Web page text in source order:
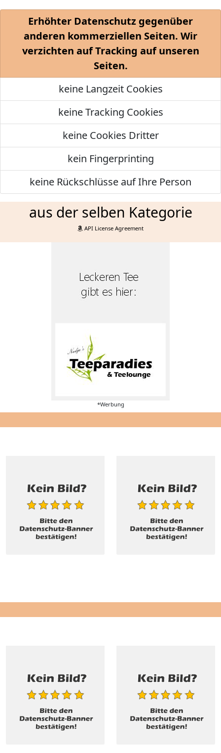
Erhöhter Datenschutz gegenüber
anderen kommerziellen Seiten. Wir
verzichten auf Tracking auf unseren
Seiten.
keine Langzeit Cookies
keine Tracking Cookies
keine Cookies Dritter
kein Fingerprinting
keine Rückschlüsse auf Ihre Person
aus der selben Kategorie
API License Agreement
*Werbung